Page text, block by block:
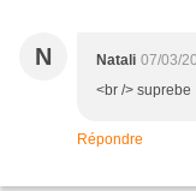
N Natali 07/03/
<br /> suprebe
Répondre